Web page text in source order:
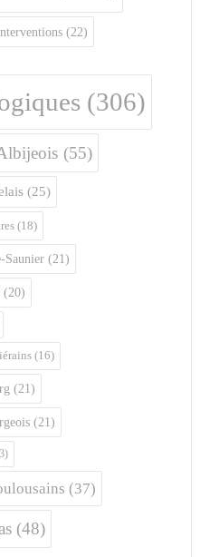
(22)
(306)
(55)
(25)
(18)
Saunier (21)
(20)
(16)
(21)
(21)
(37)
(48)